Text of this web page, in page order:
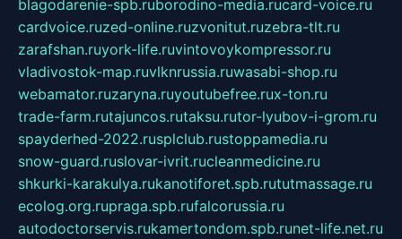
blagodarenie-spb.ruborodino-media.rucard-voice.ru
cardvoice.ruzed-online.ruzvonitut.ruzebra-tlt.ru
zarafshan.ruyork-life.ruvintovoykompressor.ru
vladivostok-map.ruvlknrussia.ruwasabi-shop.ru
webamator.ruzaryna.ruyoutubefree.rux-ton.ru
trade-farm.rutajuncos.rutaksu.rutor-lyubov-i-grom.ru
spayderhed-2022.rusplclub.rustoppamedia.ru
snow-guard.ruslovar-ivrit.rucleanmedicine.ru
shkurki-karakulya.rukanotiforet.spb.rututmassage.ru
ecolog.org.rupraga.spb.rufalcorussia.ru
autodoctorservis.rukamertondom.spb.runet-life.net.ru